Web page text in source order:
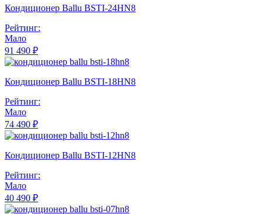
Кондиционер Ballu BSTI-24HN8
Рейтинг:
Мало
91 490 ₽
Кондиционер Ballu BSTI-18HN8
Рейтинг:
Мало
74 490 ₽
Кондиционер Ballu BSTI-12HN8
Рейтинг:
Мало
40 490 ₽